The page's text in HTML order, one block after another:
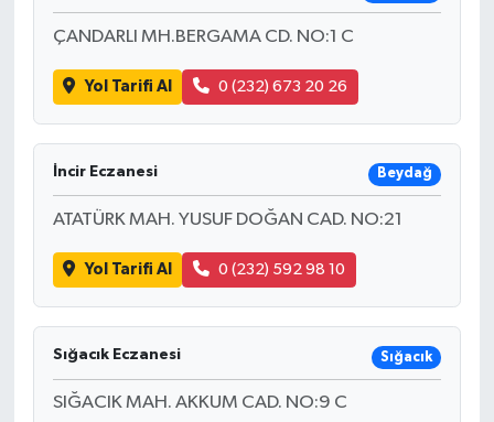
ÇANDARLI MH.BERGAMA CD. NO:1 C
Yol Tarifi Al 0 (232) 673 20 26
İncir Eczanesi Beydağ
ATATÜRK MAH. YUSUF DOĞAN CAD. NO:21
Yol Tarifi Al 0 (232) 592 98 10
Sığacık Eczanesi Sığacık
SIĞACIK MAH. AKKUM CAD. NO:9 C